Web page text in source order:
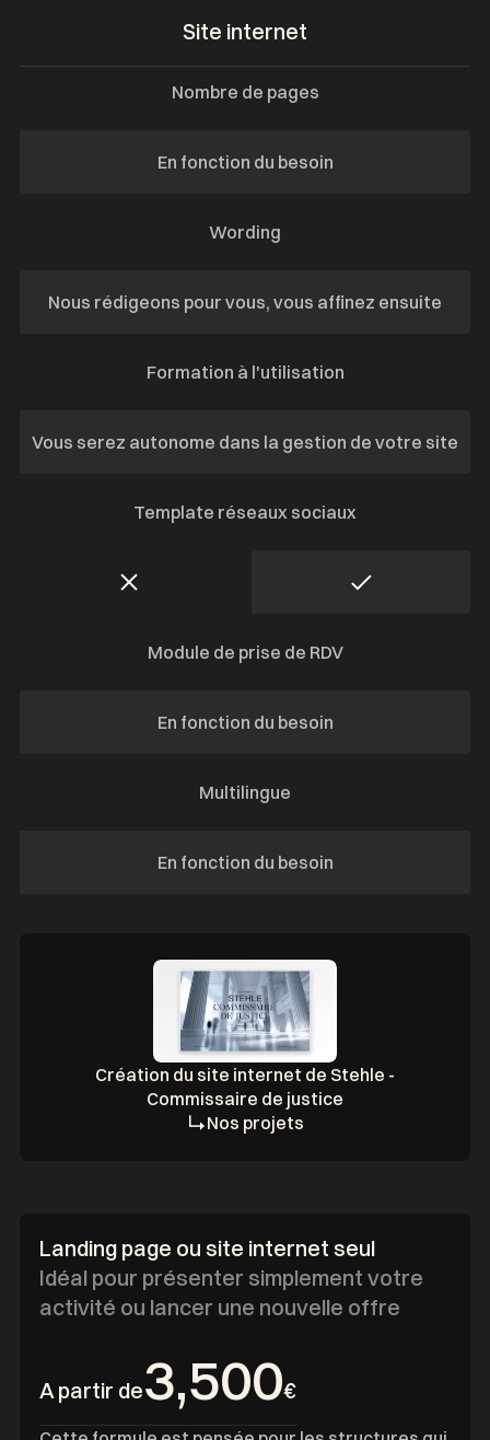
Site internet
Nombre de pages
En fonction du besoin
Wording
Nous rédigeons pour vous, vous affinez ensuite
Formation à l'utilisation
Vous serez autonome dans la gestion de votre site
Template réseaux sociaux
Module de prise de RDV
En fonction du besoin
Multilingue
En fonction du besoin
Création du site internet de Stehle -
Commissaire de justice
Nos projets
Landing page ou site internet seul
Idéal pour présenter simplement votre
activité ou lancer une nouvelle offre
A partir de3,500€